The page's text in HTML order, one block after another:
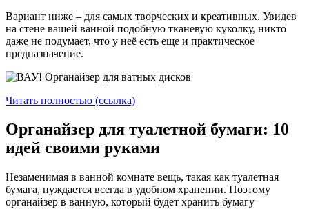
Вариант ниже – для самых творческих и креативных. Увидев
на стене вашей ванной подобную тканевую куколку, никто
даже не подумает, что у неё есть еще и практическое
предназначение.
Читать полностью (ссылка)
Органайзер для туалетной бумаги: 10
идей своими руками
Незаменимая в ванной комнате вещь, такая как туалетная
бумага, нуждается всегда в удобном хранении. Поэтому
органайзер в ванную, который будет хранить бумагу